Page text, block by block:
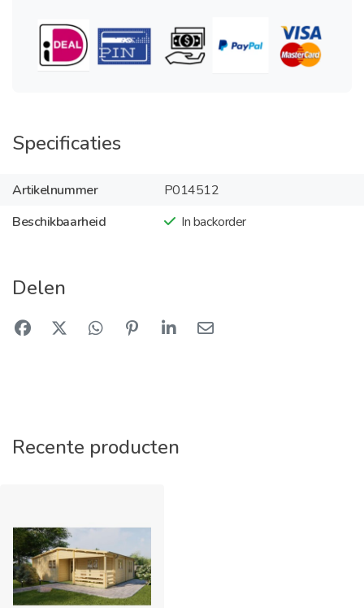
Specificaties
Artikelnummer
P014512
Beschikbaarheid
In backorder
Delen
Recente producten